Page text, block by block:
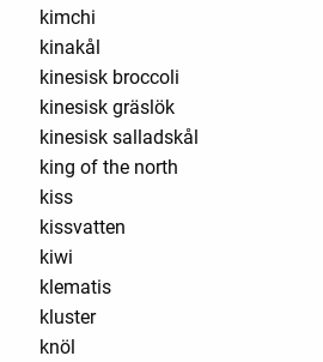
kimchi
kinakål
kinesisk broccoli
kinesisk gräslök
kinesisk salladskål
king of the north
kiss
kissvatten
kiwi
klematis
kluster
knöl